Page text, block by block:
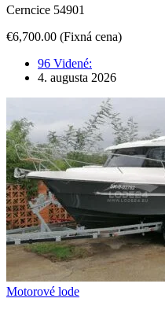
Cerncice 54901
€6,700.00 (Fixná cena)
96 Videné:
4. augusta 2026
Motorové lode